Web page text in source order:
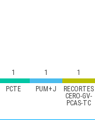
PCTE PUM+J
RECORTES
CERO-GV-
PCAS-TC
1
1 1